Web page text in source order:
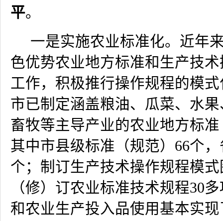
平。
一是实施农业标准化。近年
色优势农业地方标准和生产技
工作，积极推行操作规程的模
市已制定涵盖粮油、瓜菜、水
畜牧等主导产业的农业地方标
其中市县级标准（规范） 66个
个；制订生产技术操作规程模式
（修）订农业标准技术规程30
和农业生产投入品使用基本实